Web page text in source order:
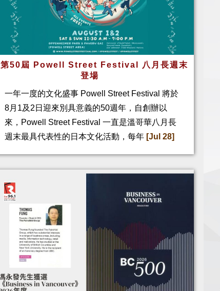
第50屆 Powell Street Festival 八月長週末
登場
一年一度的文化盛事 Powell Street Festival 將於
8月1及2日迎來別具意義的50週年，自創辦以
來，Powell Street Festival 一直是溫哥華八月長
週末最具代表性的日本文化活動，每年 [Jul 28]